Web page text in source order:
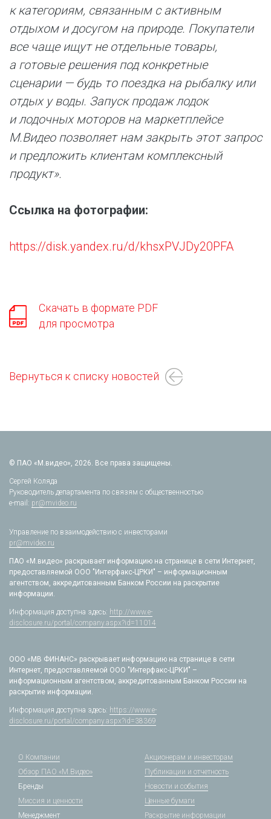
к категориям, связанным с активным
отдыхом и досугом на природе. Покупатели
все чаще ищут не отдельные товары,
а готовые решения под конкретные
сценарии — будь то поездка на рыбалку или
отдых у воды. Запуск продаж лодок
и лодочных моторов на маркетплейсе
М.Видео позволяет нам закрыть этот запрос
и предложить клиентам комплексный
продукт».
Ссылка на фотографии:
https://disk.yandex.ru/d/khsxPVJDy20PFA
Скачать в формате PDF
для просмотра
Вернуться к списку новостей
© ПАО «М.видео», 2026. Все права защищены.
Сергей Коляда
Руководитель департамента по связям с общественностью
e-mail: pr@mvideo.ru
Управление по взаимодействию с инвесторами
pr@mvideo.ru
ПАО «М.видео» раскрывает информацию на странице в сети Интернет,
предоставляемой ООО "Интерфакс-ЦРКИ" – информационным
агентством, аккредитованным Банком России на раскрытие
информации.
Информация доступна здесь: http://www.e-
disclosure.ru/portal/company.aspx?id=11014
ООО «МВ ФИНАНС» раскрывает информацию на странице в сети
Интернет, предоставляемой ООО "Интерфакс-ЦРКИ" –
информационным агентством, аккредитованным Банком России на
раскрытие информации.
Информация доступна здесь: https://www.e-
disclosure.ru/portal/company.aspx?id=38369
О Компании
Обзор ПАО «М.Видео»
Бренды
Миссия и ценности
Менеджмент
Акционерам и инвесторам
Публикации и отчетность
Новости и события
Ценные бумаги
Раскрытие информации